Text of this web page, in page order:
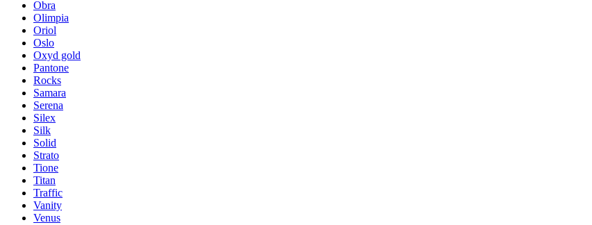
Obra
Olimpia
Oriol
Oslo
Oxyd gold
Pantone
Rocks
Samara
Serena
Silex
Silk
Solid
Strato
Tione
Titan
Traffic
Vanity
Venus